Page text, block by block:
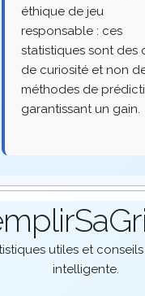
éthique de jeu
responsable : ces
statistiques sont des
de curiosité et non
méthodes de
garantissant un gain.
utiles et
intelligente.